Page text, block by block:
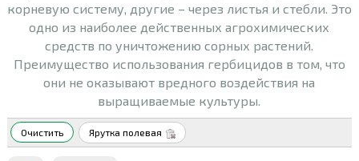
корневую систему, другие – через листья и стебли. Это
одно из наиболее действенных агрохимических
средств по уничтожению сорных растений.
Преимущество использования гербицидов в том, что
они не оказывают вредного воздействия на
выращиваемые культуры.
Очистить Ярутка полевая